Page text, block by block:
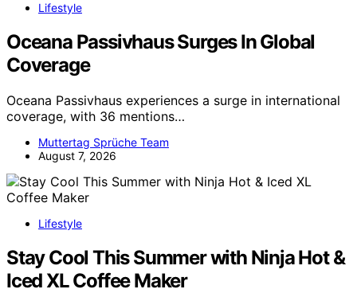
Lifestyle
Oceana Passivhaus Surges In Global
Coverage
Oceana Passivhaus experiences a surge in international
coverage, with 36 mentions…
Muttertag Sprüche Team
August 7, 2026
Lifestyle
Stay Cool This Summer with Ninja Hot &
Iced XL Coffee Maker